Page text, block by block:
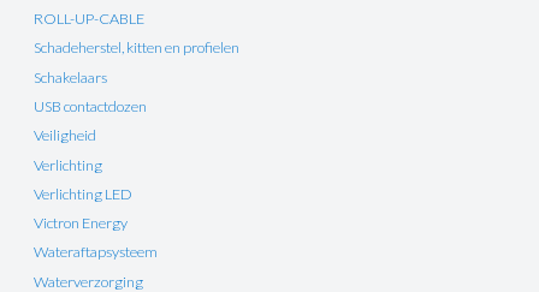
ROLL-UP-CABLE
Schadeherstel, kitten en profielen
Schakelaars
USB contactdozen
Veiligheid
Verlichting
Verlichting LED
Victron Energy
Wateraftapsysteem
Waterverzorging